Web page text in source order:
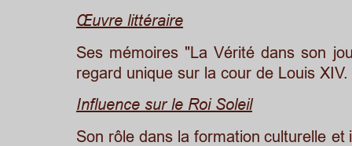
Œuvre littéraire
Ses mémoires "La Vérité dans son
regard unique sur la cour de Louis XIV.
Influence sur le Roi Soleil
Son rôle dans la formation culturelle et